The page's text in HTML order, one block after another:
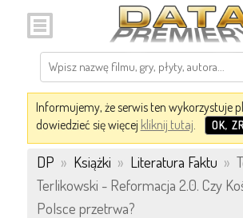
Informujemy, że serwis ten wykorzystuje
dowiedzieć się więcej kliknij tutaj. OK,
DP » Książki » Literatura Faktu »
Terlikowski - Reformacja 2.0. Czy
Polsce przetrwa?